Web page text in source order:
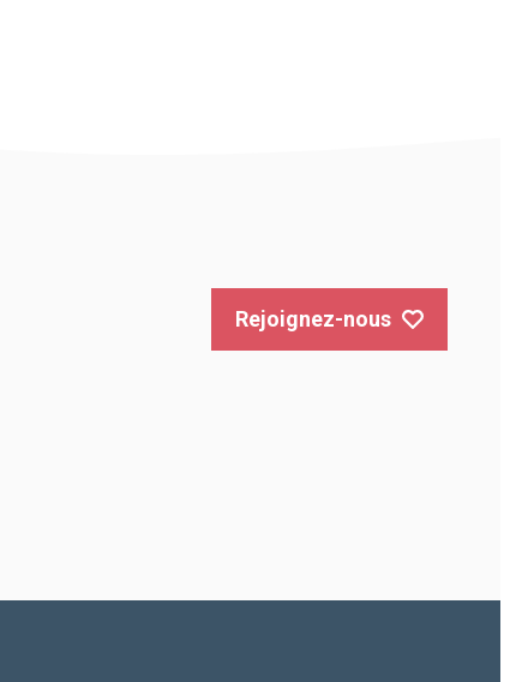
Rejoignez-nous